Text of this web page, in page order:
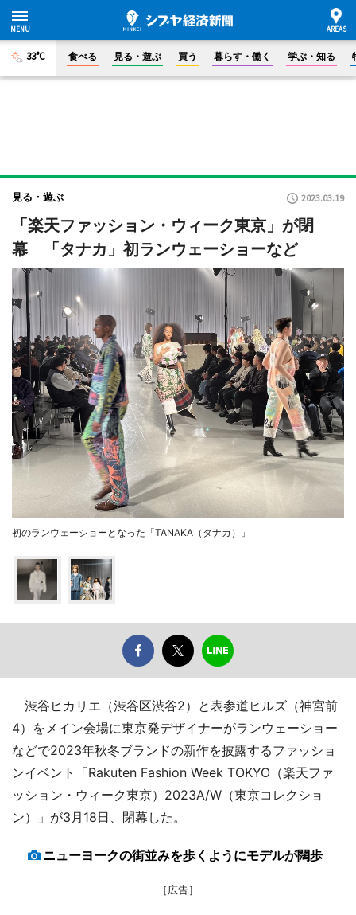
33°C 食べる 見る・遊ぶ 買う 暮らす・働く 学ぶ・知る
見る・遊ぶ 2023.03.19
「楽天ファッション・ウィーク東京」が閉
幕 「タナカ」初ランウェーショーなど
初のランウェーショーとなった「TANAKA（タナカ）」
渋谷ヒカリエ（渋谷区渋谷2）と表参道ヒルズ（神宮前
4）をメイン会場に東京発デザイナーがランウェーショー
などで2023年秋冬ブランドの新作を披露するファッショ
ンイベント「Rakuten Fashion Week TOKYO（楽天ファ
ッション・ウィーク東京）2023A/W（東京コレクショ
ン）」が3月18日、閉幕した。
ニューヨークの街並みを歩くようにモデルが闊歩
［広告］